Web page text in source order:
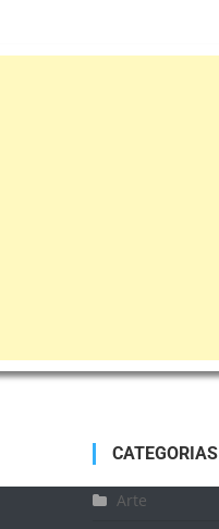
CATEGORIAS
Arte